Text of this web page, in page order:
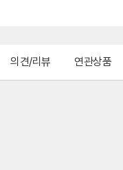
의견/리뷰 연관상품